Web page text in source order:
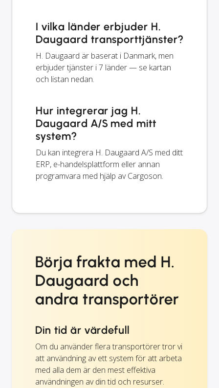
I vilka länder erbjuder H.
Daugaard transporttjänster?
H. Daugaard är baserat i Danmark, men
erbjuder tjänster i 7 länder — se kartan
och listan nedan.
Hur integrerar jag H.
Daugaard A/S med mitt
system?
Du kan integrera H. Daugaard A/S med ditt
ERP, e-handelsplattform eller annan
programvara med hjälp av Cargoson.
Börja frakta med H.
Daugaard och
andra transportörer
Din tid är värdefull
Om du använder flera transportörer tror vi
att användning av ett system för att arbeta
med alla dem är den mest effektiva
användningen av din tid och resurser.